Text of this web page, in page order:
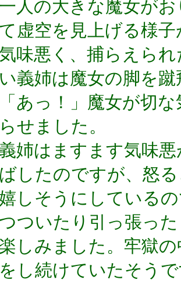
一人の大きな魔女が
て虚空を見上げる様
味悪く、捕らえら
い義姉は魔女の脚を
「あっ！」魔女が切
らせました。
姉はますます気味
ばしたのですが、怒
嬉しそうにしている
つついたり引っ張っ
楽しみました。牢獄
をし続けていたそう